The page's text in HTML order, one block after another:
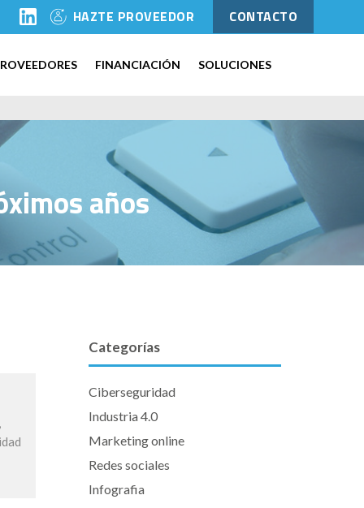
HAZTE PROVEEDOR CONTACTO
FINANCIACIÓN SOLUCIONES
años
Categorías
Ciberseguridad
Industria 4.0
Marketing online
Redes sociales
Infografia